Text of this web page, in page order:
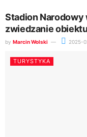
Stadion Narodowy
zwiedzanie
by Marcin Wolski 2025-
TURYSTYKA